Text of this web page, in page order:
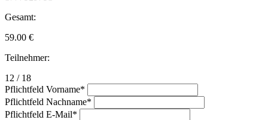
Gesamt:
59.00 €
Teilnehmer:
12 / 18
Pflichtfeld Vorname*
Pflichtfeld Nachname*
Pflichtfeld E-Mail*